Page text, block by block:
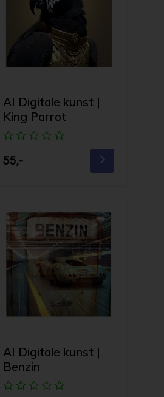
AI Digitale kunst |
King Parrot
55,-
AI Digitale kunst |
Benzin